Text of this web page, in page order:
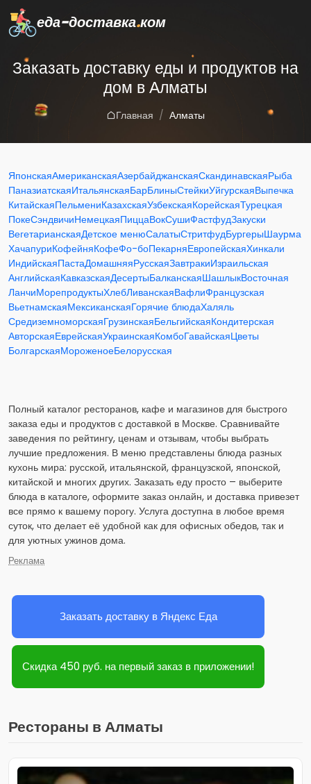
еда-доставка.ком
Заказать доставку еды и продуктов на
дом в Алматы
Главная Алматы
ЯпонскаяАмериканскаяАзербайджанскаяСкандинавскаяРыба
ПаназиатскаяИтальянскаяБарБлиныСтейкиУйгурскаяВыпечка
КитайскаяПельмениКазахскаяУзбекскаяКорейскаяТурецкая
ПокеСэндвичиНемецкаяПиццаВокСушиФастфудЗакуски
ВегетарианскаяДетское менюСалатыСтритфудБургерыШаурма
ХачапуриКофейняКофеФо-боПекарняЕвропейскаяХинкали
ИндийскаяПастаДомашняяРусскаяЗавтракиИзраильская
АнглийскаяКавказскаяДесертыБалканскаяШашлыкВосточная
ЛанчиМорепродуктыХлебЛиванскаяВафлиФранцузская
ВьетнамскаяМексиканскаяГорячие блюдаХаляль
СредиземноморскаяГрузинскаяБельгийскаяКондитерская
АвторскаяЕврейскаяУкраинскаяКомбоГавайскаяЦветы
БолгарскаяМороженоеБелорусская
Полный каталог ресторанов, кафе и магазинов для быстрого
заказа еды и продуктов с доставкой в Москве. Сравнивайте
заведения по рейтингу, ценам и отзывам, чтобы выбрать
лучшие предложения. В меню представлены блюда разных
кухонь мира: русской, итальянской, французской, японской,
китайской и многих других. Заказать еду просто – выберите
блюда в каталоге, оформите заказ онлайн, и доставка привезет
все прямо к вашему порогу. Услуга доступна в любое время
суток, что делает её удобной как для офисных обедов, так и
для уютных ужинов дома.
Реклама
Заказать доставку в Яндекс Еда
Скидка 450 руб. на первый заказ в приложении!
Рестораны в Алматы